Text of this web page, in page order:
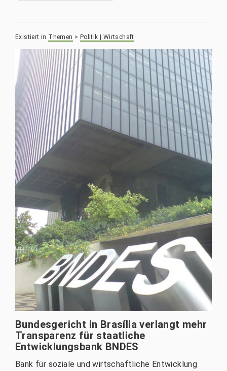
Existiert in Themen > Politik | Wirtschaft
Bundesgericht in Brasília verlangt mehr
Transparenz für staatliche
Entwicklungsbank BNDES
Bank für soziale und wirtschaftliche Entwicklung